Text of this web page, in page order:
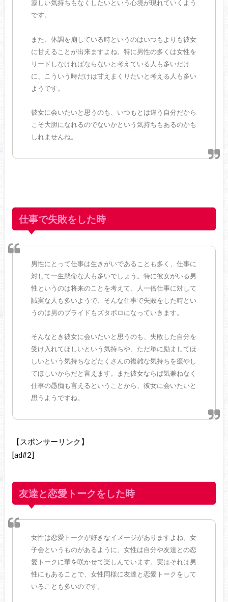
寂しい気持ちもなくしたいという心境が現れていくよう
です。
また、体調を崩している時というのはいつもよりも彼女
に甘えることが出来ますよね。特に男性の多くは女性を
リードしなければならないと考えている人も多いだけ
に、こういう時だけは甘えまくりたいと考える人も多い
ようです。
彼女に会いたいと思うのも、いつもとは違う自分だから
こそ大胆になれるのでないかという気持ちもあるのかも
しれませんね。
仕事で失敗をした時
男性にとって仕事は生きがいであることも多く、仕事に
対して一生懸命な人も多いでしょう。特に彼女がいる男
性というのは将来のことを考えて、人一倍仕事に対して
誠実な人も多いようで、そんな仕事で失敗をした時とい
うのは男のプライドもズタボロになっていきます。
そんなとき彼女に会いたいと思うのも、失敗した自分を
受け入れてほしいという気持ちや、ただ単に励ましてほ
しいという気持ちなどたくさんの複雑な気持ちを癒やし
てほしいからだと言えます。また彼女ならば気兼ねなく
仕事の愚痴も言えるということから、彼女に会いたいと
思うようですね。
【スポンサーリンク】
[ad#2]
友達と恋愛トークをした時
女性は恋愛トークが好きなイメージがありますよね。女
子会というものがあるように、女性は自分や友達との恋
愛トークに華を咲かせて楽しんでいます。実はそれは男
性にもあることで、女性同様に友達と恋愛トークをして
いることも多いのです。